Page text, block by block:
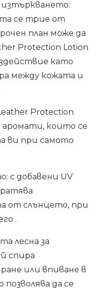
изтъркването:
се трие от
план може да
Protection Lotion
като
между кожата и
Protection
аромати, които се
ви при самото
с добавени UV
от слънцето, при
.
лесна за
спира
или впиване в
да се